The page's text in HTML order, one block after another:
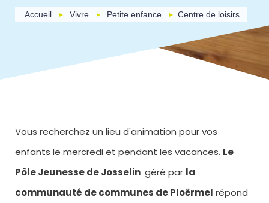
Accueil Vivre Petite enfance Centre de loisirs
Vous recherchez un lieu d'animation pour vos
enfants le mercredi et pendant les vacances. Le
Pôle Jeunesse de Josselin géré par la
communauté de communes de Ploërmel répond